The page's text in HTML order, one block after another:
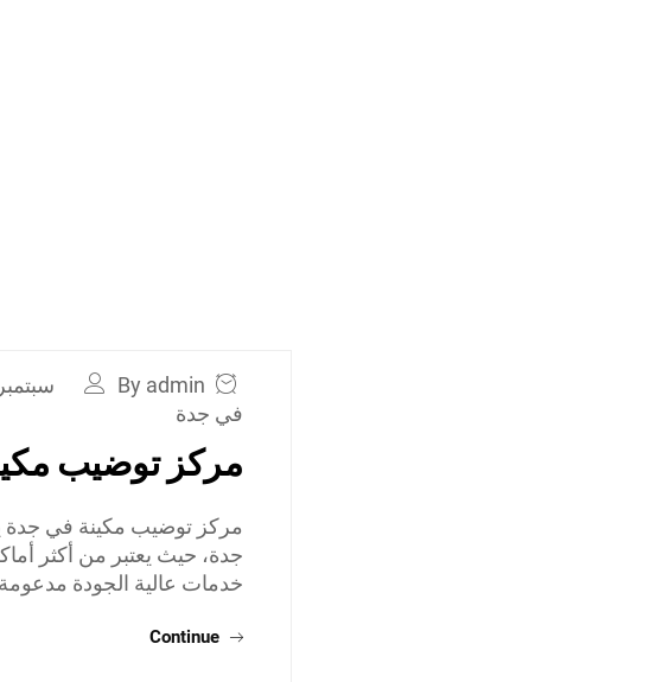
By admin سبتمبر 7, 2024
في جدة
مركز توضيب
مركز توضيب مكينة في جدة
جدة، حيث يعتبر من أكثر
خدمات عالية الجودة
Continue